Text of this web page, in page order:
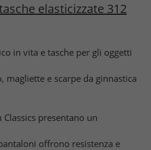
elasticizzate 312
in vita e tasche per gli oggetti
e scarpe da ginnastica
presentano un
offrono resistenza e